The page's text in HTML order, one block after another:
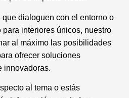
dialoguen con el entorno o
interiores únicos, nuestro
al máximo las posibilidades
ofrecer soluciones
innovadoras.
al tema o estás